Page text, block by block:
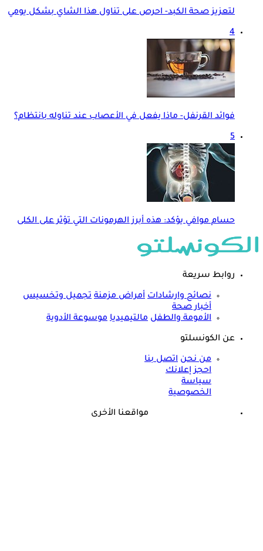
لتعزيز صحة الكبد- احرص على تناول هذا الشاي بشكل يومي
4
فوائد القرنفل- ماذا يفعل في الأعصاب عند تناوله بانتظام؟
5
حسام موافي يؤكد: هذه أبرز الهرمونات التي تؤثر على الكلى
روابط سريعة
نصائح وارشادات أمراض مزمنة تجميل وتخسيس
أخبار صحة
الأمومة والطفل مالتيميديا موسوعة الأدوية
عن الكونسلتو
من نحن اتصل بنا
احجز إعلانك
سياسة
الخصوصية
مواقعنا الأخرى